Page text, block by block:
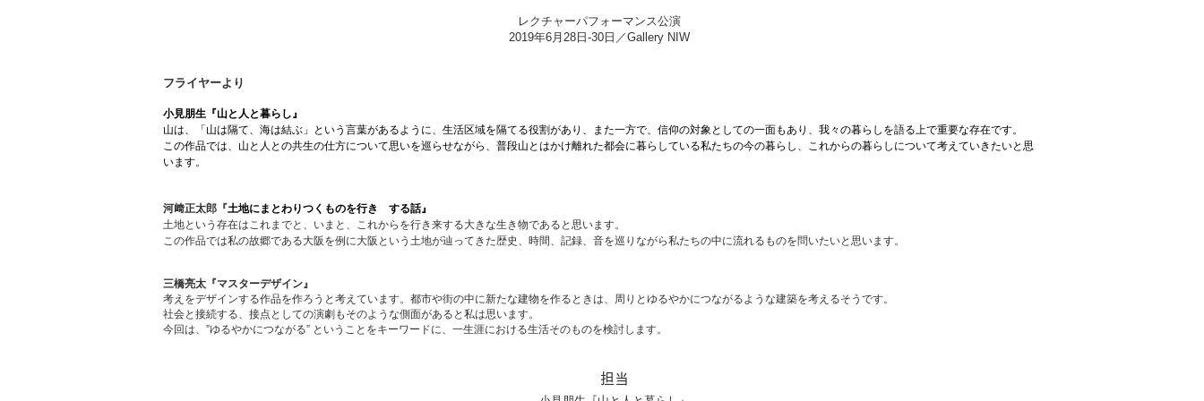
レクチャーパフォーマンス公演
2019年6月28日-30日／Gallery NIW
フライヤーより
小見朋生『山と人と暮らし』
山は、「山は隔て、海は結ぶ」という言葉があるように、生活区域を隔てる役割があり、また一方で、信仰の対象としての一面もあり、我々の暮らしを語る上で重要な存在です。
この作品では、山と人との共生の仕方について思いを巡らせながら、普段山とはかけ離れた都会に暮らしている私たちの今の暮らし、これからの暮らしについて考えていきたいと思
います。
河﨑正太郎『土地にまとわりつくものを行き する話』
土地という存在はこれまでと、いまと、これからを行き来する大きな生き物であると思います。
この作品では私の故郷である大阪を例に大阪という土地が辿ってきた歴史、時間、記録、音を巡りながら私たちの中に流れるものを問いたいと思います。
三橋亮太『マスターデザイン』
考えをデザインする作品を作ろうと考えています。都市や街の中に新たな建物を作るときは、周りとゆるやかにつながるような建築を考えるそうです。
社会と接続する、接点としての演劇もそのような側面があると私は思います。
今回は、”ゆるやかにつながる” ということをキーワードに、一生涯における生活そのものを検討します。
担当